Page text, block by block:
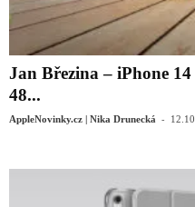
Jan Březina – iPhone
48...
AppleNovinky.cz | Nika Drunecká -